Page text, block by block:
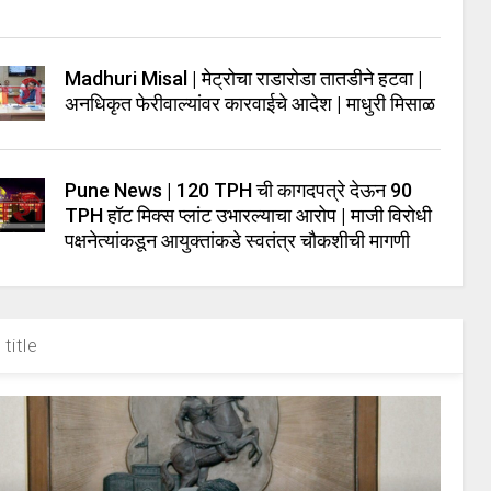
Madhuri Misal | मेट्रोचा राडारोडा तातडीने हटवा |
अनधिकृत फेरीवाल्यांवर कारवाईचे आदेश | माधुरी मिसाळ
Pune News | 120 TPH ची कागदपत्रे देऊन 90
TPH हॉट मिक्स प्लांट उभारल्याचा आरोप | माजी विरोधी
पक्षनेत्यांकडून आयुक्तांकडे स्वतंत्र चौकशीची मागणी